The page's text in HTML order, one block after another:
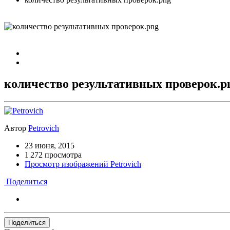
количество результативных
Автор Petrovich
23 июня, 2015
1 272 просмотра
Просмотр изображений Petrovich
Поделиться
Поделиться